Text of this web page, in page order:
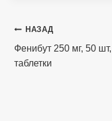
Навигация
по
записям
НАЗАД
Фенибут 250 мг, 50 шт,
таблетки